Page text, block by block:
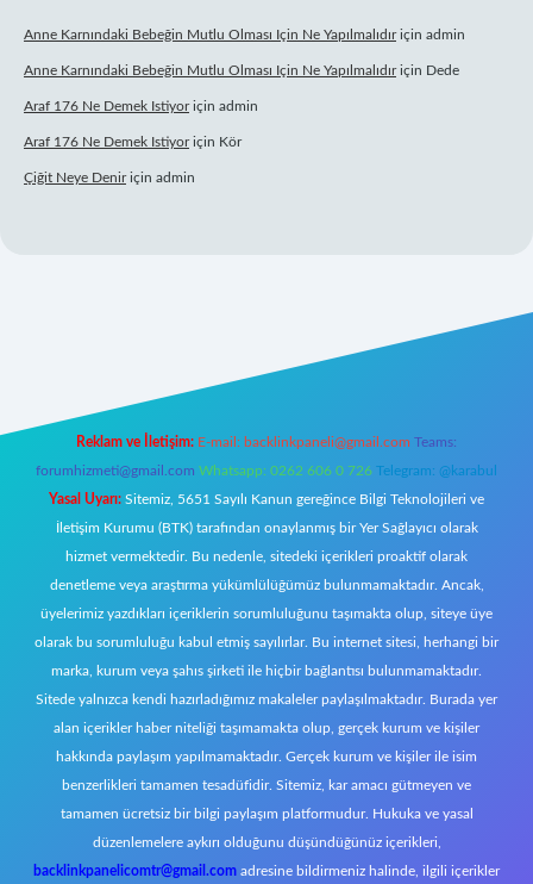
Anne Karnındaki Bebeğin Mutlu Olması Için Ne Yapılmalıdıriçin admin
Anne Karnındaki Bebeğin Mutlu Olması Için Ne Yapılmalıdıriçin Dede
Araf 176 Ne Demek Istiyoriçin admin
Araf 176 Ne Demek Istiyoriçin Kör
Çiğit Neye Deniriçin admin
www.betexper.xyz/
Reklam ve İletişim: E-mail: backlinkpaneli@gmail.com Teams:
forumhizmeti@gmail.com Whatsapp: 0262 606 0 726 Telegram: @karabul
Yasal Uyarı: Sitemiz, 5651 Sayılı Kanun gereğince Bilgi Teknolojileri ve
İletişim Kurumu (BTK) tarafından onaylanmış bir Yer Sağlayıcı olarak
hizmet vermektedir. Bu nedenle, sitedeki içerikleri proaktif olarak
denetleme veya araştırma yükümlülüğümüz bulunmamaktadır. Ancak,
üyelerimiz yazdıkları içeriklerin sorumluluğunu taşımakta olup, siteye üye
olarak bu sorumluluğu kabul etmiş sayılırlar. Bu internet sitesi, herhangi bir
marka, kurum veya şahıs şirketi ile hiçbir bağlantısı bulunmamaktadır.
Sitede yalnızca kendi hazırladığımız makaleler paylaşılmaktadır. Burada yer
alan içerikler haber niteliği taşımamakta olup, gerçek kurum ve kişiler
hakkında paylaşım yapılmamaktadır. Gerçek kurum ve kişiler ile isim
benzerlikleri tamamen tesadüfidir. Sitemiz, kar amacı gütmeyen ve
tamamen ücretsiz bir bilgi paylaşım platformudur. Hukuka ve yasal
düzenlemelere aykırı olduğunu düşündüğünüz içerikleri,
backlinkpanelicomtr@gmail.com adresine bildirmeniz halinde, ilgili içerikler